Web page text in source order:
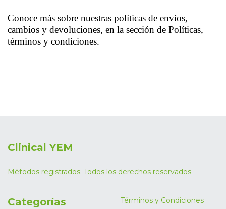
Conoce más sobre nuestras políticas de envíos,
cambios y devoluciones, en la sección de Políticas,
términos y condiciones.
Clinical YEM
Métodos registrados. Todos los derechos reservados
Categorías Términos y Condiciones